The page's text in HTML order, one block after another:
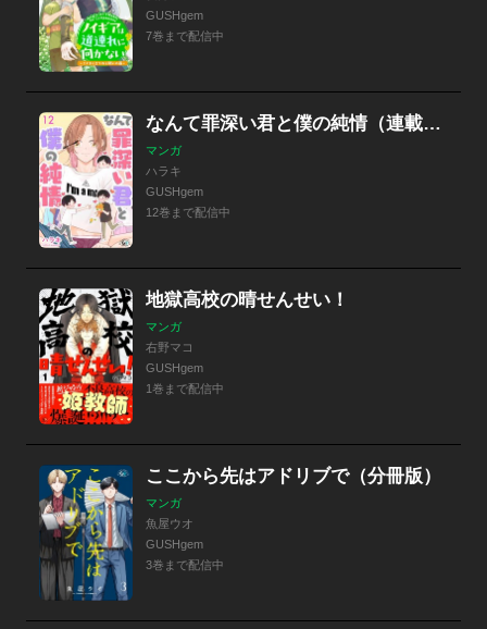
GUSHgem
7巻まで配信中
なんて罪深い君と僕の純情（連載版）
マンガ
ハラキ
GUSHgem
12巻まで配信中
地獄高校の晴せんせい！
マンガ
右野マコ
GUSHgem
1巻まで配信中
ここから先はアドリブで（分冊版）
マンガ
魚屋ウオ
GUSHgem
3巻まで配信中